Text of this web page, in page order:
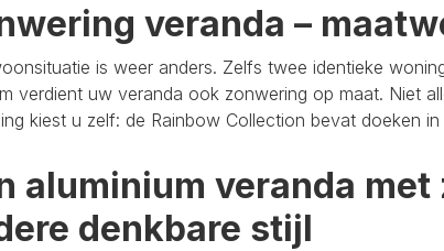
veranda –
is weer anders. Zelfs twee identieke
verdient uw veranda ook zonwering op maat. Niet
kiest u zelf: de Rainbow Collection bevat doeken
aluminium veranda
denkbare stijl